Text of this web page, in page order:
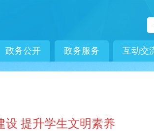
政务公开 政务服务 互动交
设 提升学生文明素养